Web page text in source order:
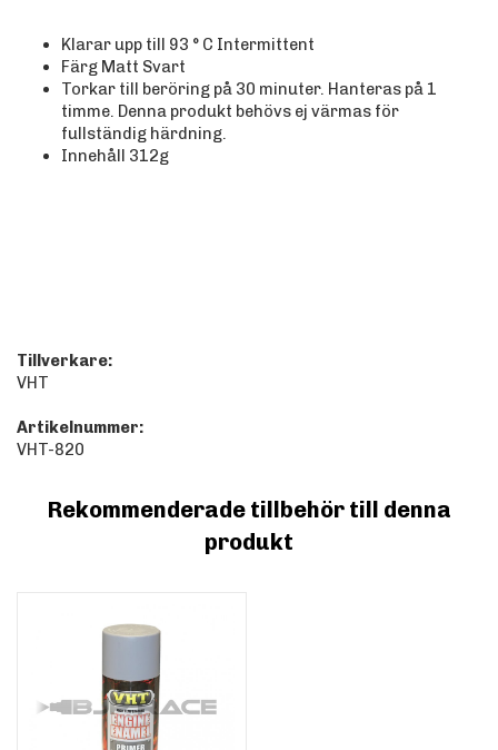
Klarar upp till 93 ° C Intermittent
Färg Matt Svart
Torkar till beröring på 30 minuter. Hanteras på 1
timme. Denna produkt behövs ej värmas för
fullständig härdning.
Innehåll 312g
Tillverkare:
VHT
Artikelnummer:
VHT-820
Rekommenderade tillbehör till denna
produkt